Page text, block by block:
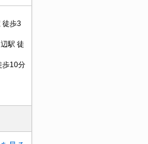
徒歩3
駅 徒
歩10分